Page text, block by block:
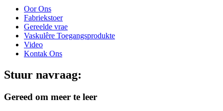
Oor Ons
Fabriekstoer
Gereelde vrae
Vaskulêre Toegangsprodukte
Video
Kontak Ons
Stuur navraag:
Gereed om meer te leer